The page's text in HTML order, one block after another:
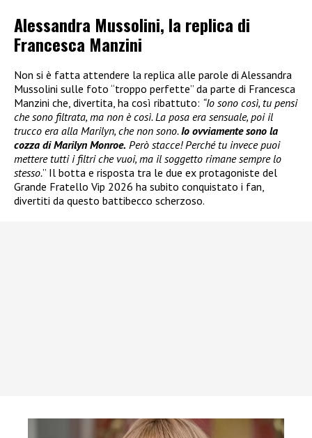
Alessandra Mussolini, la replica di
Francesca Manzini
Non si è fatta attendere la replica alle parole di Alessandra
Mussolini sulle foto “troppo perfette” da parte di Francesca
Manzini che, divertita, ha così ribattuto: “Io sono così, tu pensi
che sono filtrata, ma non è così. La posa era sensuale, poi il
trucco era alla Marilyn, che non sono.Io ovviamente sono la
cozza di Marilyn Monroe. Però stacce! Perché tu invece puoi
mettere tutti i filtri che vuoi, ma il soggetto rimane sempre lo
stesso.” Il botta e risposta tra le due ex protagoniste del
Grande Fratello Vip 2026 ha subito conquistato i fan,
divertiti da questo battibecco scherzoso.